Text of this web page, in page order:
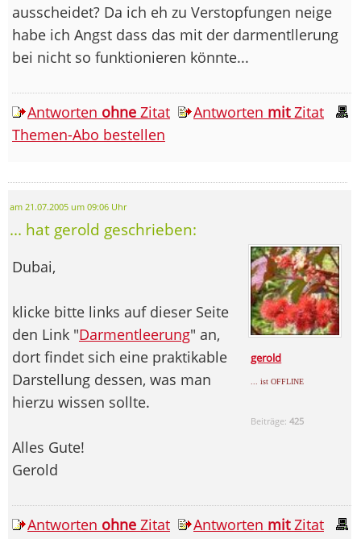
ausscheidet? Da ich eh zu Verstopfungen neige
habe ich Angst dass das mit der darmentllerung
bei nicht so funktionieren könnte...
Antworten ohne Zitat Antworten mitZitat
Themen-Abo bestellen
am 21.07.2005 um 09:06 Uhr
... hat gerold geschrieben:
gerold
... ist OFFLINE
Beiträge:425
Dubai,
klicke bitte links auf dieser Seite
den Link "Darmentleerung" an,
dort findet sich eine praktikable
Darstellung dessen, was man
hierzu wissen sollte.
Alles Gute!
Gerold
Antworten ohne Zitat Antworten mitZitat